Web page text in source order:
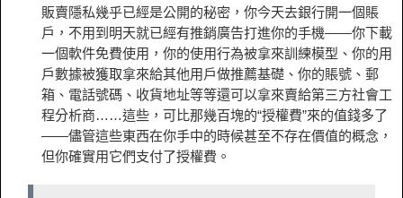
販賣隱私幾乎已經是公開的秘密，你今天去銀行開一個賬
戶，不用到明天就已經有推銷廣告打進你的手機——你下載
一個軟件免費使用，你的使用行為被拿來訓練模型、你的用
戶數據被獲取拿來給其他用戶做推薦基礎、你的賬號、郵
箱、電話號碼、收貨地址等等還可以拿來賣給第三方社會工
程分析商……這些，可比那幾百塊的“授權費”來的值錢多了
——儘管這些東西在你手中的時候甚至不存在價值的概念，
但你確實用它們支付了授權費。